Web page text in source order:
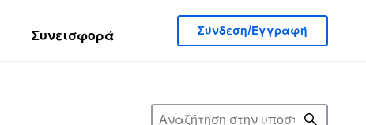
Συνεισφορά Σύνδεση/Εγγραφή